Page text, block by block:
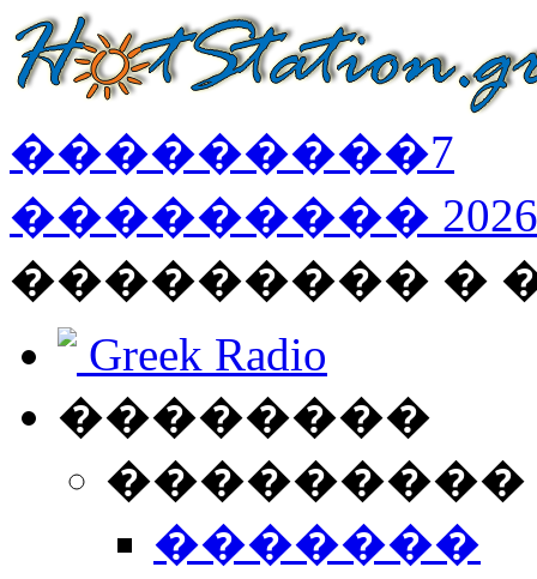
���������7
��������� 2026
��������� �
Greek Radio
��������
�������